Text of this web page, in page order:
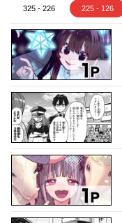
325 - 226 225 - 126